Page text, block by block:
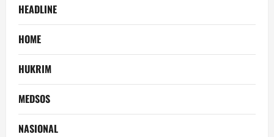
HEADLINE
HOME
HUKRIM
MEDSOS
NASIONAL